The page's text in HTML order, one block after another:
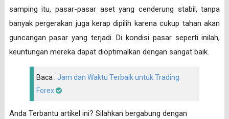
samping itu, pasar-pasar aset yang cenderung stabil, tanpa
banyak pergerakan juga kerap dipilih karena cukup tahan akan
guncangan pasar yang terjadi. Di kondisi pasar seperti inilah,
keuntungan mereka dapat dioptimalkan dengan sangat baik.
Baca : Jam dan Waktu Terbaik untuk Trading
Forex
Anda Terbantu artikel ini? Silahkan bergabung dengan